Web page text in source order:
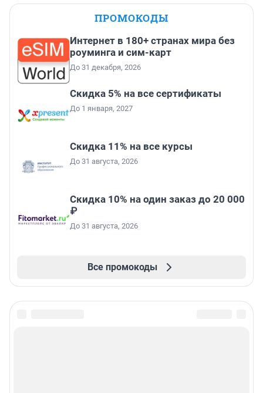
ПРОМОКОДЫ
Интернет в 180+ странах мира без
роуминга и сим-карт
До 31 декабря, 2026
Скидка 5% на все сертификаты
До 1 января, 2027
Скидка 11% на все курсы
До 31 августа, 2026
Скидка 10% на один заказ до 20 000
₽
До 31 августа, 2026
Все промокоды